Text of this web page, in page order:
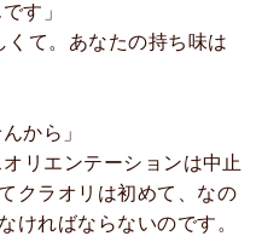
す」
くて。あなたの持ち味は
から」
リエンテーションは中止
クラオリは初めて、なの
ければならないのです。